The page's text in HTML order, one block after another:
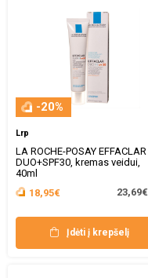
-20%
Lrp
LA ROCHE-POSAY EFFACLAR
DUO+SPF30, kremas veidui,
40ml
18,95€
23,69€
Įdėti į krepšelį